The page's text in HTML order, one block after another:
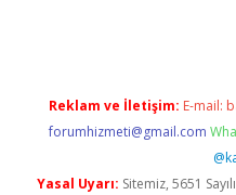
Reklam ve İletişim: E-mail:
forumhizmeti@gmail.com
Yasal Uyarı: Sitemiz, 5651